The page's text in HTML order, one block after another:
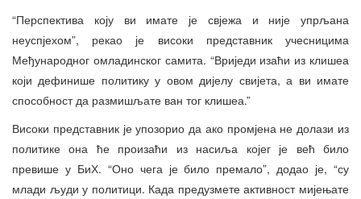
“Перспектива коју ви имате је свјежа и није упрљана
неуспјехом”, рекао је високи представник учесницима
Међународног омладинског самита. “Вриједи изаћи из клишеа
који дефинише политику у овом дијелу свијета, а ви имате
способност да размишљате ван тог клишеа.”
Високи представник је упозорио да ако промјена не долази из
политике она ће произаћи из насиља којег је већ било
превише у БиХ. “Оно чега је било премало”, додао је, “су
млади људи у политици. Када предузмете активност мијењате